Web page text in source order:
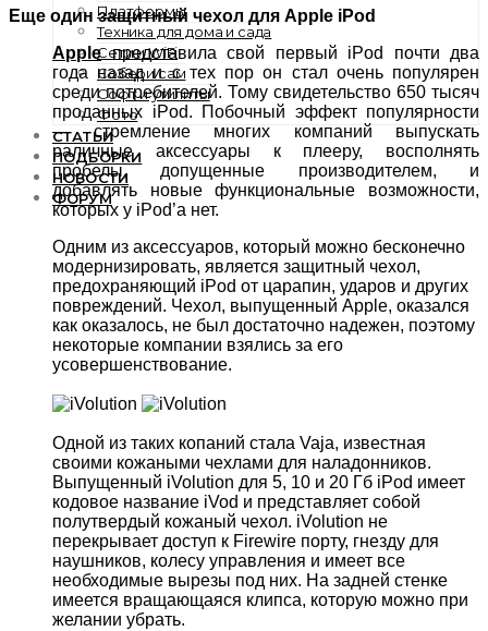
Платформы
Техника для дома и сада
Сети и WiFi
Собери сам
Софт и утилиты
Фото
СТАТЬИ
ПОДБОРКИ
НОВОСТИ
ФОРУМ
Еще один защитный чехол для Apple iPod
Appleпредставила свой первый iPod почти два
года назад и с тех пор он стал очень популярен
среди потребителей. Тому свидетельство 650 тысяч
проданных iPod. Побочный эффект популярности
— стремление многих компаний выпускать
раличные аксессуары к плееру, восполнять
пробелы, допущенные производителем, и
добавлять новые функциональные возможности,
которых у iPod’а нет.
Одним из аксессуаров, который можно бесконечно
модернизировать, является защитный чехол,
предохраняющий iPod от царапин, ударов и других
повреждений. Чехол, выпущенный Apple, оказался
как оказалось, не был достаточно надежен, поэтому
некоторые компании взялись за его
усовершенствование.
Одной из таких копаний стала Vaja, известная
своими кожаными чехлами для наладонников.
Выпущенный iVolution для 5, 10 и 20 Гб iPod имеет
кодовое название iVod и представляет собой
полутвердый кожаный чехол. iVolution не
перекрывает доступ к Firewire порту, гнезду для
наушников, колесу управления и имеет все
необходимые вырезы под них. На задней стенке
имеется вращающаяся клипса, которую можно при
желании убрать.